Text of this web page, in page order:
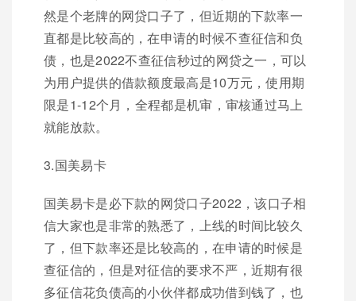
然是个老牌的网贷口子了，但近期的下款率一
直都是比较高的，在申请的时候不查征信和负
债，也是2022不查征信秒过的网贷之一，可以
为用户提供的借款额度最高是10万元，使用期
限是1-12个月，全程都是机审，审核通过马上
就能放款。
3.国美易卡
国美易卡是必下款的网贷口子2022，该口子相
信大家也是非常的熟悉了，上线的时间比较久
了，但下款率还是比较高的，在申请的时候是
查征信的，但是对征信的要求不严，近期有很
多征信花负债高的小伙伴都成功借到钱了，也